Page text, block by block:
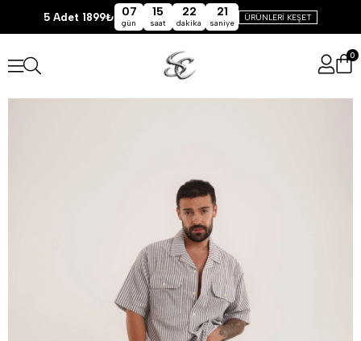
5 Adet 1899₺ 07
gün
15
saat
22
dakika
21
saniye
ÜRÜNLERİ KEŞET
0